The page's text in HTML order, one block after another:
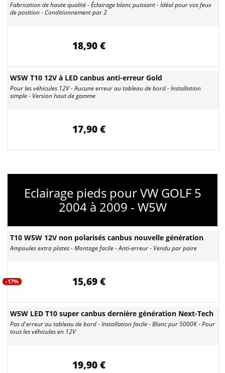
Fabrication de haute qualité - Éclairage blanc puissant - Idéal pour vos feux
de position - Conditionnement par 2
18,90 €
W5W T10 12V à LED canbus anti-erreur Gold
Pour les véhicules 12V - Aucune erreur au tableau de bord - Installation
simple - Version haut de gamme
17,90 €
Eclairage pieds pour VW GOLF 5
2004 à 2009 - W5W
T10 W5W 12V non polarisés canbus nouvelle génération
Ampoules extra plates - Montage facile - Anti-erreur - Vendu par paire
-17% 15,69 €
W5W LED T10 super canbus dernière génération Next-Tech
Pas d'erreur au tableau de bord - Installation facile - Blanc pur 5000K - Pour
tous les véhicules en 12V
19,90 €